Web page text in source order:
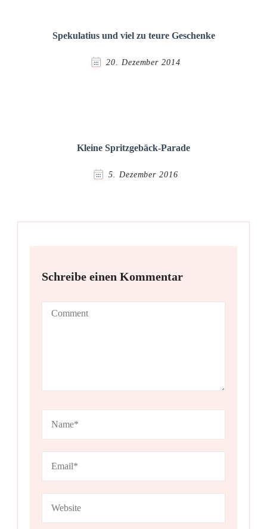
Spekulatius und viel zu teure Geschenke
20. Dezember 2014
Kleine Spritzgebäck-Parade
5. Dezember 2016
Schreibe einen Kommentar